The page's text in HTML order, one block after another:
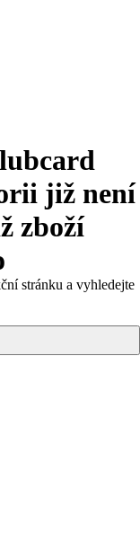
již není
zboží
stránku a vyhledejte